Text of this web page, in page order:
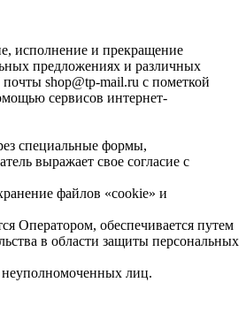
исполнение и прекращение
предложениях и различных
shop@tp-mail.ru с пометкой
сервисов интернет-
специальные формы,
выражает свое согласие с
файлов «cookie» и
Оператором, обеспечивается путем
в области защиты персональных
лиц.